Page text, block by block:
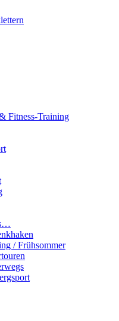
Fitness-Training
/ Frühsommer